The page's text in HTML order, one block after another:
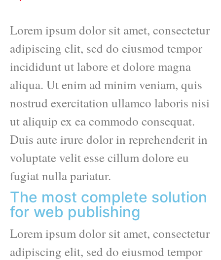
Lorem ipsum dolor sit amet, consectetur
adipiscing elit, sed do eiusmod tempor
incididunt ut labore et dolore magna
aliqua. Ut enim ad minim veniam, quis
nostrud exercitation ullamco laboris nisi
ut aliquip ex ea commodo consequat.
Duis aute irure dolor in reprehenderit in
voluptate velit esse cillum dolore eu
fugiat nulla pariatur.
The most complete solution
for web publishing
Lorem ipsum dolor sit amet, consectetur
adipiscing elit, sed do eiusmod tempor